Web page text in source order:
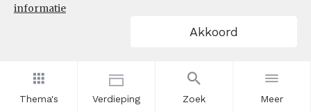
Thema's Verdieping Zoek Meer
informatie
Akkoord